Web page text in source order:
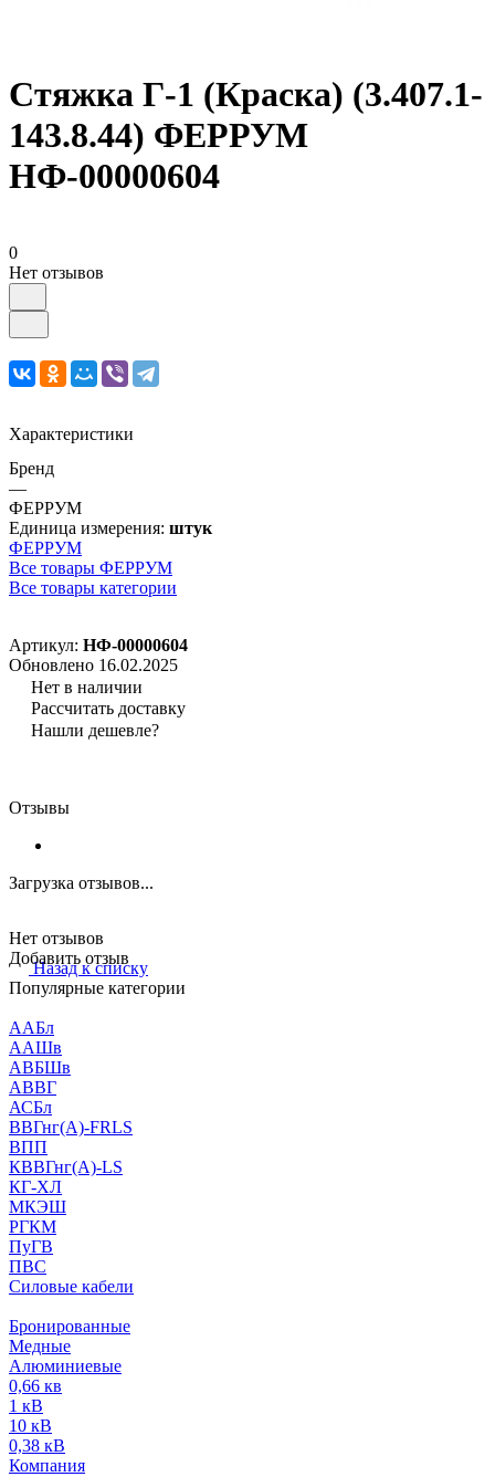
Стяжка Г-1 (Краска) (3.407.1-
143.8.44) ФЕРРУМ
НФ-00000604
0
Нет отзывов
Характеристики
Бренд
—
ФЕРРУМ
Единица измерения: штук
ФЕРРУМ
Все товары ФЕРРУМ
Все товары категории
Артикул: НФ-00000604
Обновлено 16.02.2025
Нет в наличии
Рассчитать доставку
Нашли дешевле?
Отзывы
Загрузка отзывов...
Нет отзывов
Добавить отзыв
Назад к списку
Популярные категории
ААБл
ААШв
АВБШв
АВВГ
АСБл
ВВГнг(А)-FRLS
ВПП
КВВГнг(А)-LS
КГ-ХЛ
МКЭШ
РГКМ
ПуГВ
ПВС
Силовые кабели
Бронированные
Медные
Алюминиевые
0,66 кв
1 кВ
10 кВ
0,38 кВ
Компания